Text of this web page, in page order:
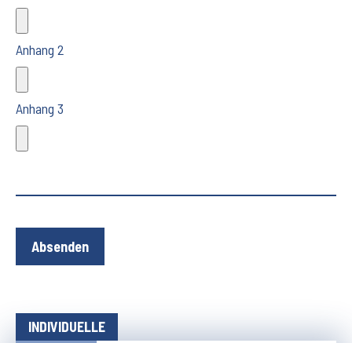
Anhang 2
Anhang 3
Absenden
INDIVIDUELLE